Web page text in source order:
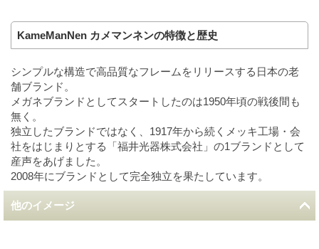
KameManNen カメマンネンの特徴と歴史
シンプルな構造で高品質なフレームをリリースする日本の老
舗ブランド。
メガネブランドとしてスタートしたのは1950年頃の戦後間も
無く。
独立したブランドではなく、1917年から続くメッキ工場・会
社をはじまりとする「福井光器株式会社」の1ブランドとして
産声をあげました。
2008年にブランドとして完全独立を果たしています。
他のイメージ